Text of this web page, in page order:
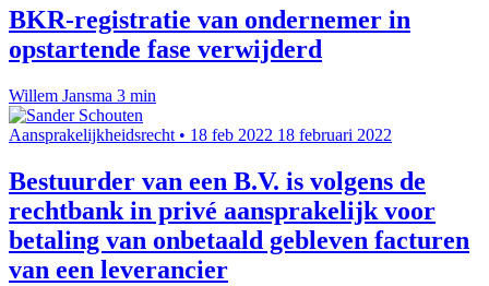
BKR-registratie van ondernemer in
opstartende fase verwijderd
Willem Jansma 3 min
Aansprakelijkheidsrecht • 18 feb 2022 18 februari 2022
Bestuurder van een B.V. is volgens de
rechtbank in privé aansprakelijk voor
betaling van onbetaald gebleven facturen
van een leverancier